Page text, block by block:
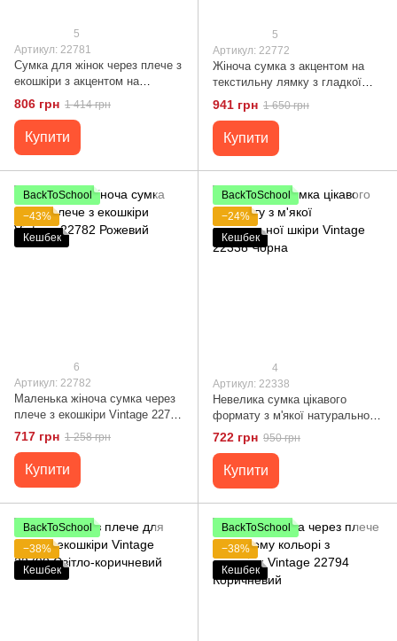
5
Артикул: 22781
Сумка для жінок через плече з
екошкіри з акцентом на
текстильну лямку Vintage
22781 Чорний
806 грн 1 414 грн
Купити
5
Артикул: 22772
Жіноча сумка з акцентом на
текстильну лямку з гладкої
екошкіри Vintage 22772
Рожевий
941 грн 1 650 грн
Купити
BackToSchool
−43%
Кешбек
6
Артикул: 22782
Маленька жіноча сумка через
плече з екошкіри Vintage 22782
Рожевий
717 грн 1 258 грн
Купити
BackToSchool
−24%
Кешбек
4
Артикул: 22338
Невелика сумка цікавого
формату з м'якої натуральної
шкіри Vintage 22338 Чорна
722 грн 950 грн
Купити
BackToSchool
−38%
Кешбек
BackToSchool
−38%
Кешбек